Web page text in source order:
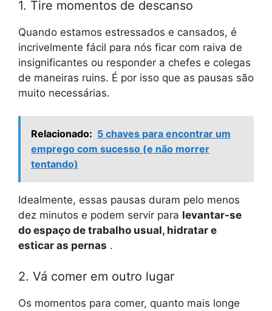
1. Tire momentos de descanso
Quando estamos estressados ​​e cansados, é
incrivelmente fácil para nós ficar com raiva de
insignificantes ou responder a chefes e colegas
de maneiras ruins. É por isso que as pausas são
muito necessárias.
Relacionado: 5 chaves para encontrar um
emprego com sucesso (e não morrer
tentando)
Idealmente, essas pausas duram pelo menos
dez minutos e podem servir para levantar-se
do espaço de trabalho usual, hidratar e
esticar as pernas .
2. Vá comer em outro lugar
Os momentos para comer, quanto mais longe